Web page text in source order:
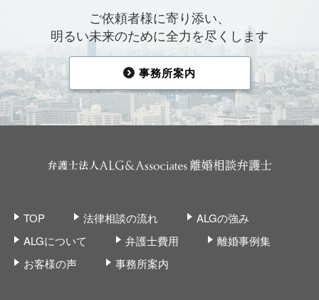
ご依頼者様に寄り添い、
明るい未来のために全力を尽くします
事務所案内
TOP 法律相談の流れ
ALGの強み
ALGについて
弁護士費用
離婚事例集
お客様の声
事務所案内